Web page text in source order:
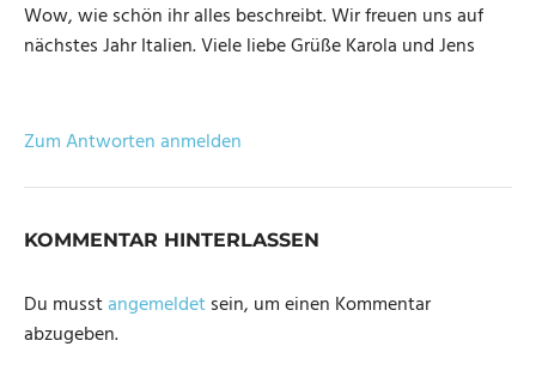
Wow, wie schön ihr alles beschreibt. Wir freuen uns auf
nächstes Jahr Italien. Viele liebe Grüße Karola und Jens
Zum Antworten anmelden
KOMMENTAR HINTERLASSEN
Du musstangemeldetsein, um einen Kommentar
abzugeben.